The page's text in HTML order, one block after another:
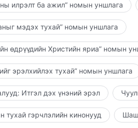
илрэлт ба ажил” номын уншлага
мэдэх тухай” номын уншлага
өдрүүдийн Христийн яриа” номын
эрэлхийлэх тухай” номын уншлага
Итгэл дэх үнэний эрэл
тухай гэрчлэлийн кинонууд